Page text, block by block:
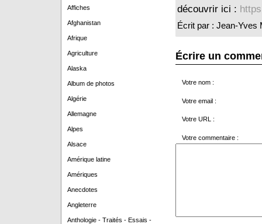
Affiches
Afghanistan
Afrique
Agriculture
Alaska
Album de photos
Algérie
Allemagne
Alpes
Alsace
Amérique latine
Amériques
Anecdotes
Angleterre
Anthologie - Traités - Essais -
découvrir ici :
Écrit par : Jean-Yves
Écrire un
Votre nom :
Votre email :
Votre URL :
Votre commentaire :